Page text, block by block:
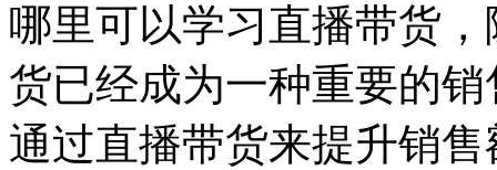
哪里可以学习直播带货
货已经成为一种重要的
通过直播带货来提升销